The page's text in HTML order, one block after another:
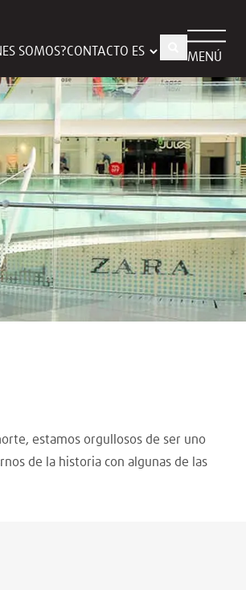
SOMOS?CONTACTO MENÚ
estamos orgullosos de ser uno
de la historia con algunas de las